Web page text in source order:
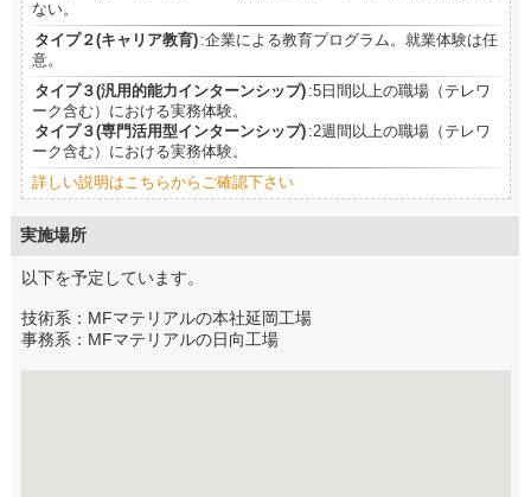
ない。
タイプ２(キャリア教育) :企業による教育プログラム。就業体験は任
意。
タイプ３(汎用的能力インターンシップ) :5日間以上の職場（テレワ
ーク含む）における実務体験。
タイプ３(専門活用型インターンシップ) :2週間以上の職場（テレワ
ーク含む）における実務体験。
詳しい説明はこちらからご確認下さい
実施場所
以下を予定しています。
技術系：MFマテリアルの本社延岡工場
事務系：MFマテリアルの日向工場